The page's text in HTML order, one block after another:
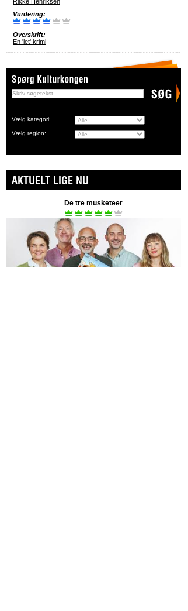
Vurdering:
Overskrift:
En 'let' krimi
Vælg kategori:
Vælg region:
AKTUELT LIGE NU
De tre musketeer